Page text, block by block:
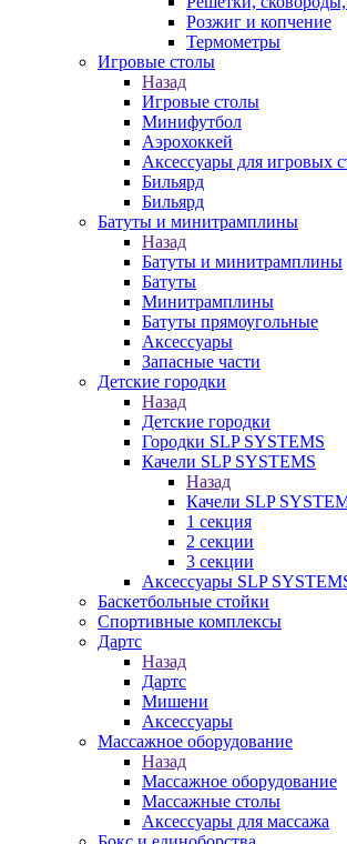
Розжиг и копчение
Термометры
Игровые столы
Назад
Игровые столы
Минифутбол
Аэрохоккей
Аксессуары для игровых
Бильяpд
Бильяpд
Батуты и минитрамплины
Назад
Батуты и минитрамплины
Батуты
Минитрамплины
Батуты прямоугольные
Аксессуары
Запасные части
Детские городки
Назад
Детские городки
Городки SLP SYSTEMS
Качели SLP SYSTEMS
Назад
Качели SLP
1 секция
2 секции
3 секции
Аксессуары SLP
Баскетбольные стойки
Спортивные комплексы
Дартс
Назад
Дартс
Мишени
Аксессуары
Массажное оборудование
Назад
Массажное оборудование
Массажные столы
Аксессуары для массажа